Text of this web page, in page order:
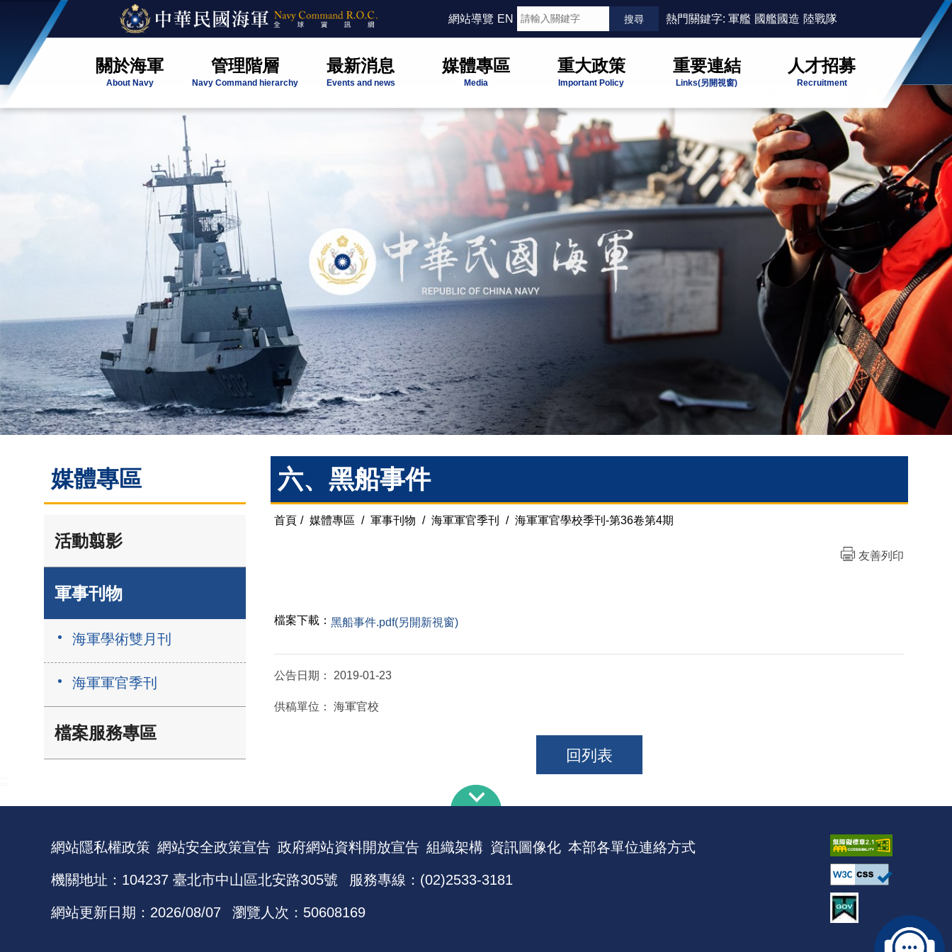
網站導覽 EN 熱門關鍵字: 軍艦 國艦國造 陸戰隊
關於海軍
About Navy
管理階層
Navy Command hierarchy
最新消息
Events and news
媒體專區
Media
重大政策
Important Policy
重要連結
Links(另開視窗)
人才招募
Recruitment
媒體專區
活動翦影
軍事刊物
海軍學術雙月刊
海軍軍官季刊
檔案服務專區
六、黑船事件
首頁 / 媒體專區 / 軍事刊物 / 海軍軍官季刊 / 海軍軍官學校季刊-第36卷第4期
友善列印
檔案下載： 黑船事件.pdf(另開新視窗)
公告日期： 2019-01-23
供稿單位： 海軍官校
回列表
網站隱私權政策 網站安全政策宣告 政府網站資料開放宣告 組織架構 資訊圖像化 本部各單位連絡方式
機關地址：104237 臺北市中山區北安路305號 服務專線：(02)2533-3181
網站更新日期： 2026/08/07 瀏覽人次： 50608169